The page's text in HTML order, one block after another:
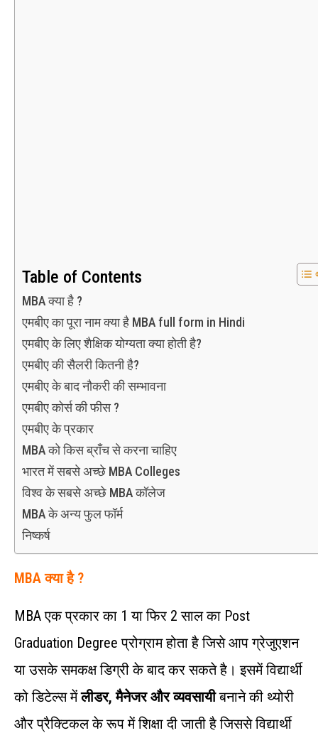
Table of Contents
MBA क्या है ?
एमबीए का पूरा नाम क्या है MBA full form in Hindi
एमबीए के लिए शैक्षिक योग्यता क्या होती है?
एमबीए की सैलरी कितनी है?
एमबीए के बाद नौकरी की सम्भावना
एमबीए कोर्स की फीस ?
एमबीए के प्रकार
MBA को किस ब्राँच से करना चाहिए
भारत में सबसे अच्छे MBA Colleges
विश्व के सबसे अच्छे MBA कॉलेज
MBA के अन्य फुल फॉर्म
निष्कर्ष
MBA क्या है ?
MBA एक प्रकार का 1 या फिर 2 साल का Post
Graduation Degree प्रोग्राम होता है जिसे आप ग्रेजुएशन
या उसके समकक्ष डिग्री के बाद कर सकते है। इसमें विद्यार्थी
को डिटेल्स मेंलीडर, मैनेजर और व्यवसायीबनाने की थ्योरी
और प्रैक्टिकल के रूप में शिक्षा दी जाती है जिससे विद्यार्थी